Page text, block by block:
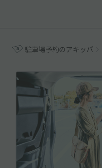
駐車場予約のアキッパ